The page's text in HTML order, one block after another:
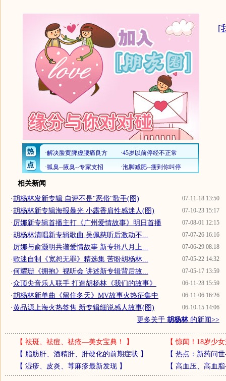
[
相关新闻
07-11-18 13:50
·胡杨林发新专辑 自评不是"恶俗"歌手(图)
07-10-23 15:17
·胡杨林新专辑海报暴光 小露香肩性感迷人(图)
07-08-01 12:15
· 厉娜新专辑首播主打《广州爱情故事》明日首播
07-07-26 16:16
·胡杨林清唱新专辑歌曲 吴佩慈听后激动不...
07-06-29 08:18
· 厉娜与俞灏明共谱爱情故事 新专辑八月上...
07-05-22 14:32
·歌迷自制《宽恕无罪》精选集 苦盼胡杨林...
07-05-17 13:59
·何耀珊《拥抱》视听会 讲述新专辑背后故...
06-11-28 15:59
·众顶尖音乐人联手 打造胡杨林《我们的故事》
06-11-06 16:26
·胡杨林新单曲《留住冬天》MV故事火热征集中
06-10-15 14:06
·黄品源上海火热签售 新专辑细说感人故事(图)
更多关于 胡杨林的新闻>>
【 祛斑、祛痘、祛疮—美女宝典！ 】 【惊闻！18岁少
【 脂肪肝、酒精肝、肝硬化的前期症状 】 【 热点：新药问
【 湿疹、皮炎、荨麻疹最新发现】 【 高血压、高血